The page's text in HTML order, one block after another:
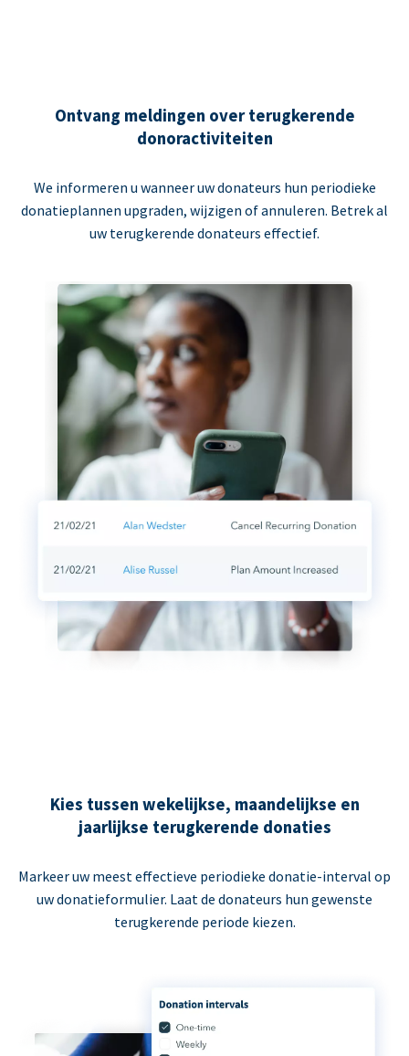
Ontvang meldingen over terugkerende
donoractiviteiten
We informeren u wanneer uw donateurs hun periodieke
donatieplannen upgraden, wijzigen of annuleren. Betrek al
uw terugkerende donateurs effectief.
Kies tussen wekelijkse, maandelijkse en
jaarlijkse terugkerende donaties
Markeer uw meest effectieve periodieke donatie-interval op
uw donatieformulier. Laat de donateurs hun gewenste
terugkerende periode kiezen.